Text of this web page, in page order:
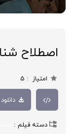
اصطلاح
امتیاز 5
دسته فیلم